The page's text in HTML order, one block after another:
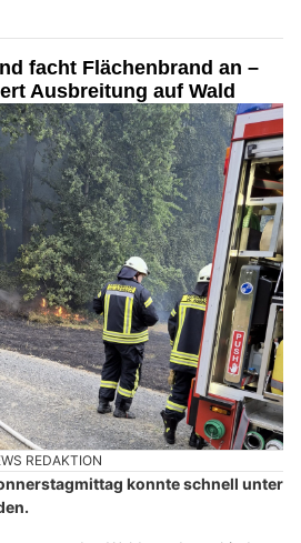
facht Flächenbrand an –
Ausbreitung auf Wald
REDAKTION
konnte schnell unter